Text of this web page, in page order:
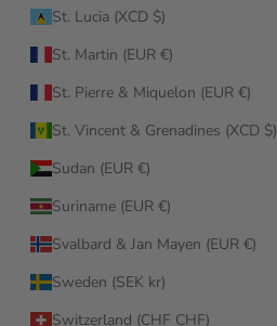
St. Lucia (XCD $)
St. Martin (EUR €)
St. Pierre & Miquelon (EUR €)
St. Vincent & Grenadines (XCD $)
Sudan (EUR €)
Suriname (EUR €)
Svalbard & Jan Mayen (EUR €)
Sweden (SEK kr)
Switzerland (CHF CHF)